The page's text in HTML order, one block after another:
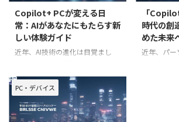
Copilot+ PCが変える日
常：AIがあなたにもたらす新
しい体験ガイド
近年、AI技術の進化は目覚まし
な変革をもたらしています。特に
PCの世界では、「Copilot+ PC」
という新しいカテゴリーの登場が
注目を集めています。これは単な
「
時代の創
めた未来
近年、パー
PC・デバイス